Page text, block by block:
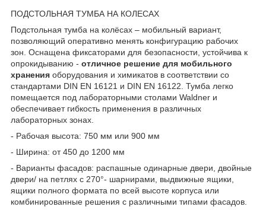
ПОДСТОЛЬНАЯ ТУМБА НА КОЛЕСАХ
Подстольная тумба на колёсах – мобильный вариант,
позволяющий оперативно менять конфигурацию рабочих
зон. Оснащена фиксаторами для безопасности, устойчива к
опрокидыванию - отличное решение для мобильного
хранения оборудования и химикатов в соответствии со
стандартами DIN EN 16121 и DIN EN 16122. Тумба легко
помещается под лабораторными столами Waldner и
обеспечивает гибкость применения в различных
лабораторных зонах.
- Рабочая высота: 750 мм или 900 мм
- Ширина: от 450 до 1200 мм
- Варианты фасадов: распашные одинарные двери, двойные
двери/ на петлях с 270°- шарнирами, выдвижные ящики,
ящики полного формата по всей высоте корпуса или
комбинированные решения с различными типами фасадов.